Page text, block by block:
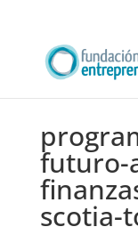
futuro-
scotia-